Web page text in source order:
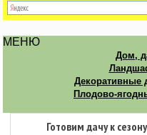
МЕНЮ
Дом,
Декоративные
Плодово-
Готовим дачу к сезону